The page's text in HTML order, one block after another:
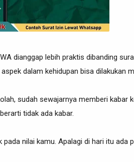
dianggap lebih praktis dibanding
dalam kehidupan bisa dilakukan
sudah sewajarnya memberi kabar
tidak ada kabar.
nilai kamu. Apalagi di hari itu ada